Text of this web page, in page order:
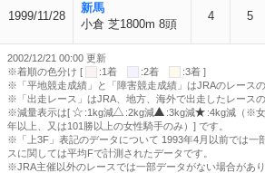
1999/11/28
新馬
小倉 芝1800m 8頭
4 5
2002/12/21 00:00 更新
※着順の色分け [
:1着 :2着
:3着 ]
※「平地競走成績」と「障害競走成績」はJRAのレースの
※「出走レース」はJRA、地方、海外で出走したレースの
※減量表示は[
:1kg減 :2kg減 :3kg減 :4kg減（※女
年以上、又は101勝以上の女性騎手のみ）] です。
※「上3F」表記のデータについて 1993年4月以前では一
スに関しては平均Fで計測されたデータです。
※JRA主催以外のレースでは一部データがない場合があり